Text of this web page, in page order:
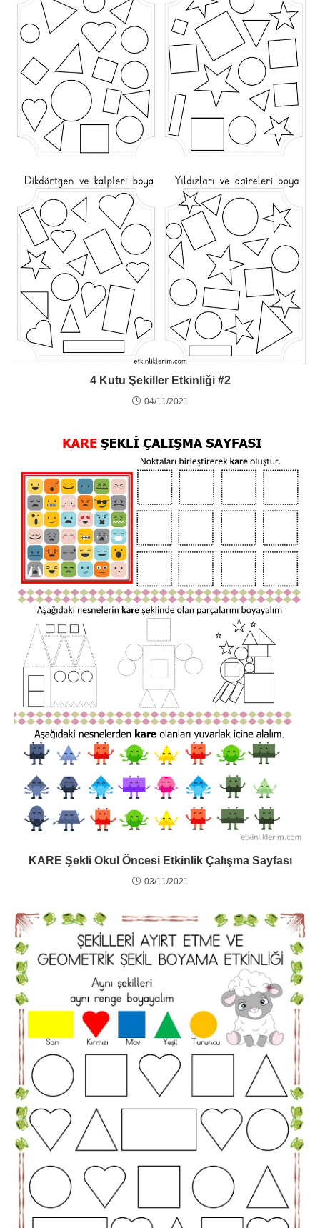
4 Kutu Şekiller Etkinliği #2
04/11/2021
KARE Şekli Okul Öncesi Etkinlik Çalışma Sayfası
03/11/2021